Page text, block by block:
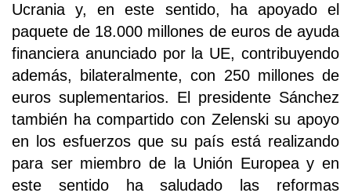
Ucrania y, en este sentido, ha apoyado el
paquete de 18.000 millones de euros de ayuda
financiera anunciado por la UE, contribuyendo
además, bilateralmente, con 250 millones de
euros suplementarios. El presidente Sánchez
también ha compartido con Zelenski su apoyo
en los esfuerzos que su país está realizando
para ser miembro de la Unión Europea y en
este sentido ha saludado las reformas